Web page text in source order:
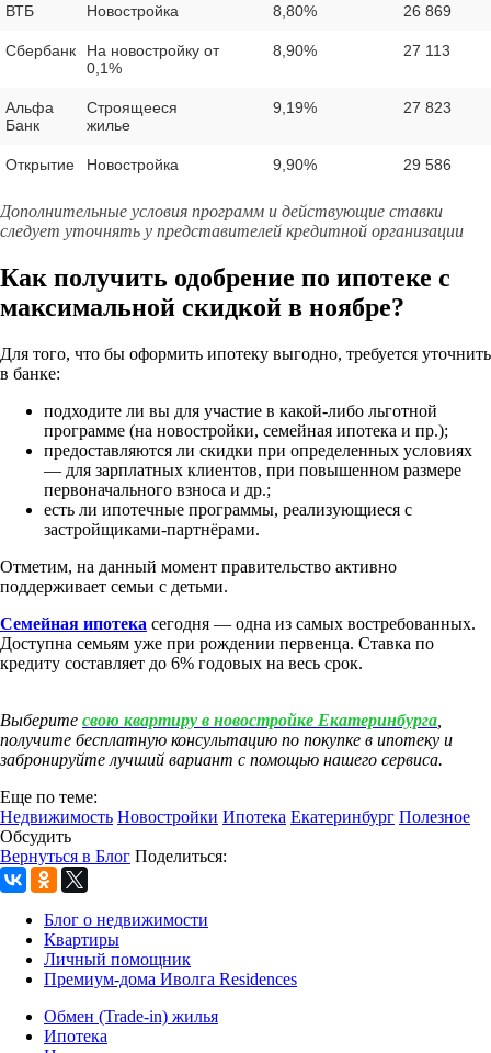
ВТБ Новостройка 8,80% 26 869
Сбербанк
На новостройку от
0,1%
8,90% 27 113
Альфа
Банк
Строящееся
жилье
9,19% 27 823
Открытие Новостройка 9,90% 29 586
Дополнительные условия программ и действующие ставки
следует уточнять у представителей кредитной организации
Как получить одобрение по ипотеке с
максимальной скидкой в ноябре?
Для того, что бы оформить ипотеку выгодно, требуется уточнить
в банке:
подходите ли вы для участие в какой-либо льготной
программе (на новостройки, семейная ипотека и пр.);
предоставляются ли скидки при определенных условиях
— для зарплатных клиентов, при повышенном размере
первоначального взноса и др.;
есть ли ипотечные программы, реализующиеся с
застройщиками-партнёрами.
Отметим, на данный момент правительство активно
поддерживает семьи с детьми.
Семейная ипотека сегодня — одна из самых востребованных.
Доступна семьям уже при рождении первенца. Ставка по
кредиту составляет до 6% годовых на весь срок.
Выберите свою квартиру в новостройке Екатеринбурга
получите бесплатную консультацию по покупке в ипотеку и
забронируйте лучший вариант с помощью нашего сервиса.
Еще по теме:
Недвижимость Новостройки Ипотека Екатеринбург Полезное
Обсудить
Вернуться в Блог Поделиться:
Блог о недвижимости
Квартиры
Личный помощник
Премиум-дома Иволга Residences
Обмен (Trade-in) жилья
Ипотека